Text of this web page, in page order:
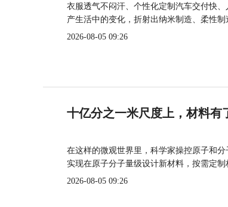
衣服透气不闷汗、个性化定制汽车交付快
产生活中的变化，折射出纳米制造、柔性制
2026-08-05 09:26
十亿分之一米尺度上，材料有
在这样的微观世界里，科学家操控原子和
实现在原子分子量级设计新材料，按需定
2026-08-05 09:26